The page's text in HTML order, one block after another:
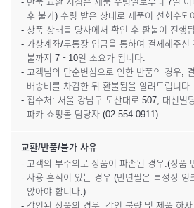
후 불가) 수령 받은 상태로 제품이 선회수되
- 상품 상태를 당사에서 확인 후 환불이 진행
- 가상계좌/무통장 입금을 통하여 결제해주
불까지 7 ~10일 소요가 됩니다.
- 고객님의 단순변심으로 인한 반품의 경우,
배송비를 차감한 뒤 환불됨을 알려드립니다.
- 접수처: 서울 강남구 도산대로 507, 대신빌
파카 쇼핑몰 담당자 (02-554-0911)
교환/반품/불가 사유
- 고객의 부주의로 상품이 파손된 경우.(상품
- 사용 흔적이 있는 경우 (만년필은 특성상 잉
않아야 합니다.)
- 각인된 상품의 경우, 각인 불량 및 제품 하